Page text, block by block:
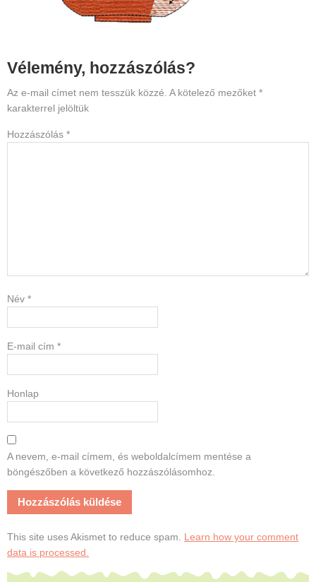
Reader
Interactions
Vélemény, hozzászólás?
Az e-mail címet nem tesszük közzé. A kötelező mezőket *
karakterrel jelöltük
Hozzászólás *
Név *
E-mail cím *
Honlap
A nevem, e-mail címem, és weboldalcímem mentése a
böngészőben a következő hozzászólásomhoz.
This site uses Akismet to reduce spam. Learn how your comment
data is processed.